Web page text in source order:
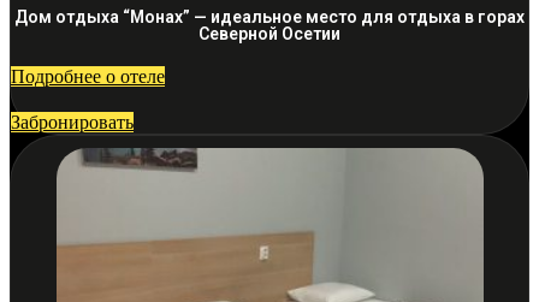
Дом отдыха “Монах” — идеальное место для отдыха в горах
Северной Осетии
Подробнее о отеле
Забронировать